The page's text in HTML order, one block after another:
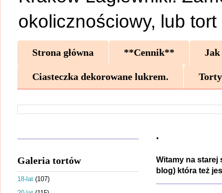
okolicznościowy, lub tort
Strona główna **Cennik** Jak
Ciasteczka dekorowane lukrem.
.
Witamy na starej
blog) która też
Galeria tortów
18-lat (107)